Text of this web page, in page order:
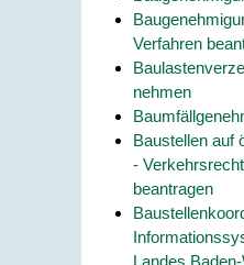
Verfahren
nehmen
Baustellen auf
-
beantragen
Landes